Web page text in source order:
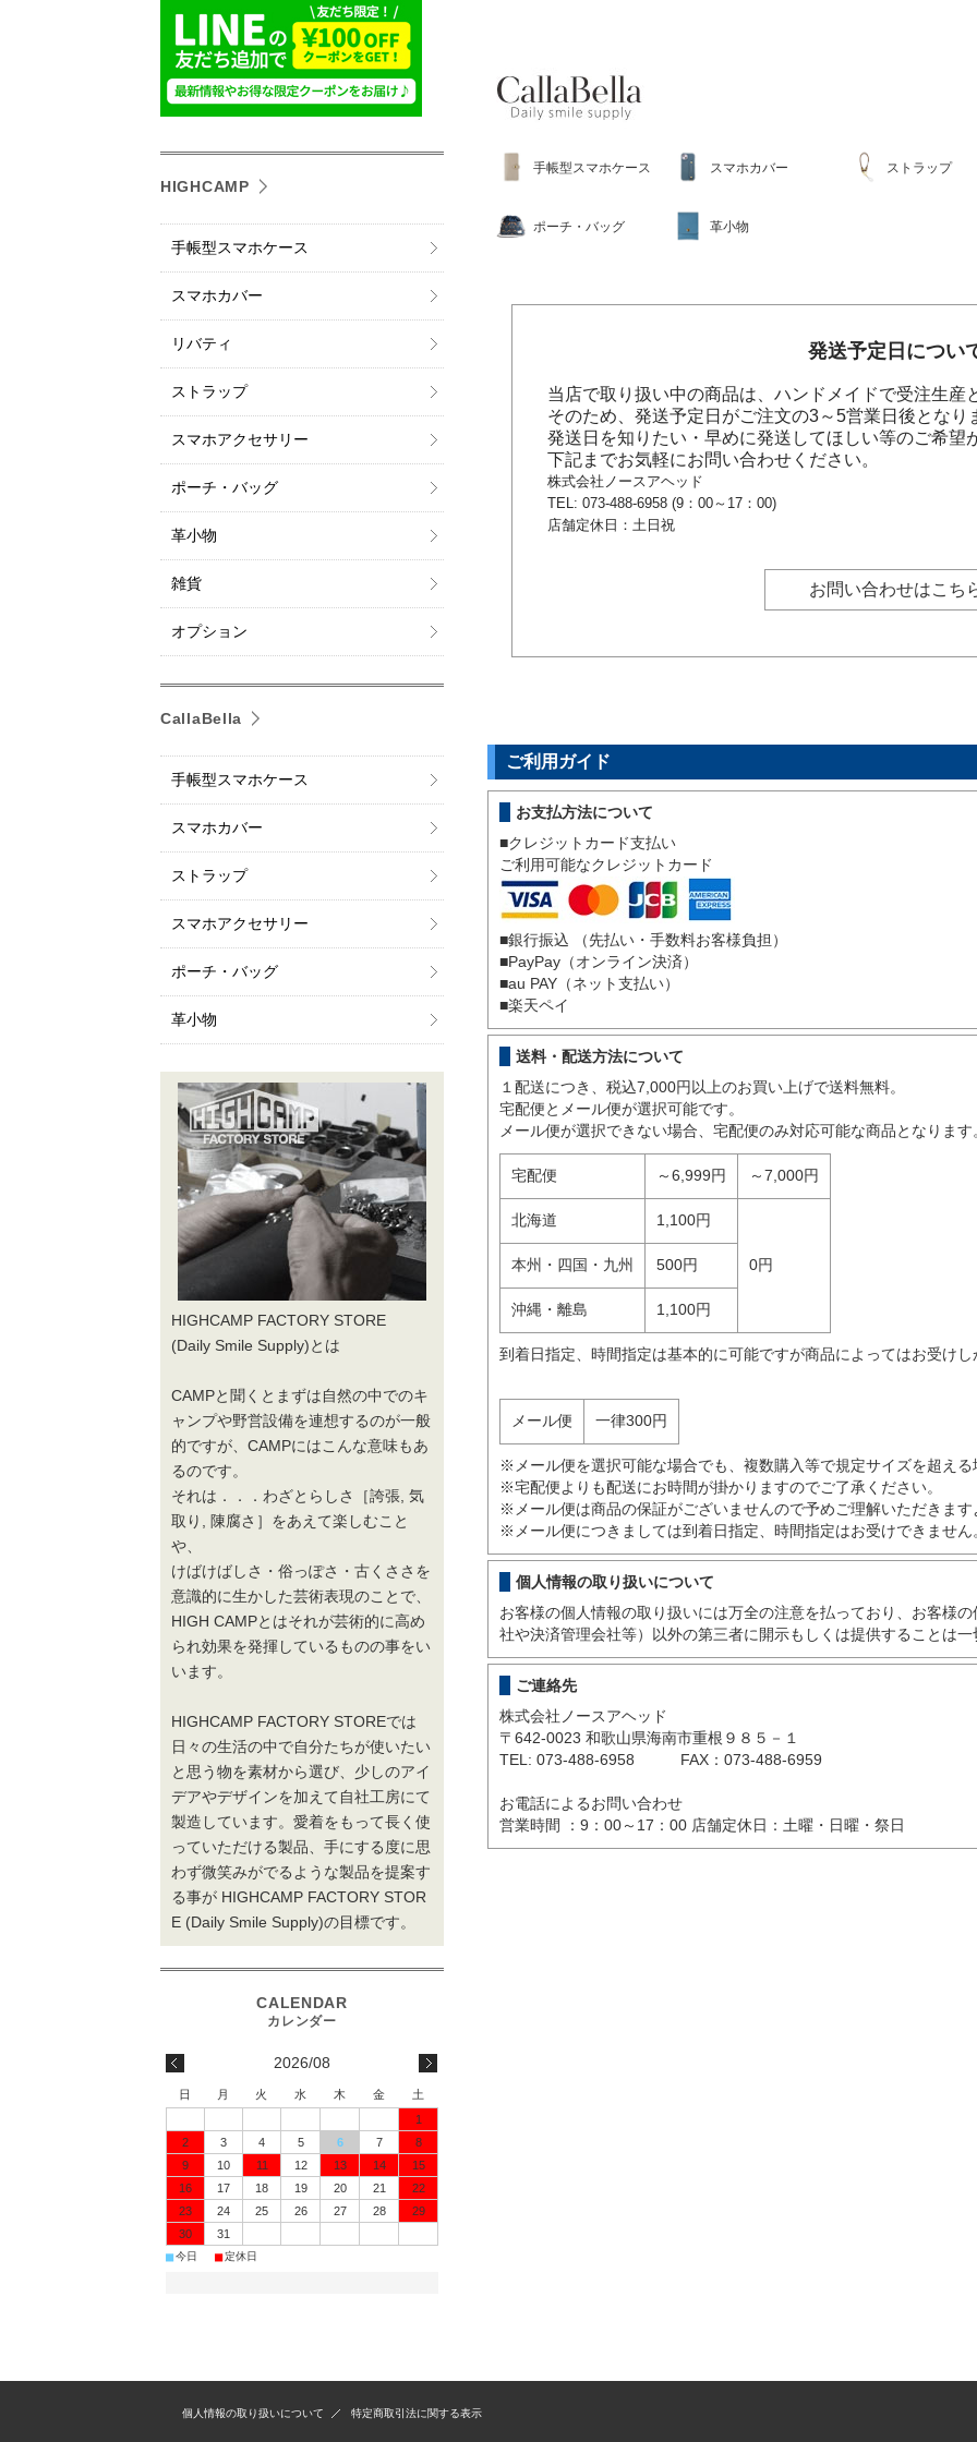
手帳型スマホケース スマホカバー ストラップ
ポーチ・バッグ 革小物
発送予定日につい
当店で取り扱い中の商品は、ハンドメイドで受注生産
そのため、発送予定日がご注文の3～5営業日後となり
発送日を知りたい・早めに発送してほしい等のご希望
下記までお気軽にお問い合わせください。
株式会社ノースアヘッド
TEL: 073-488-6958 (9：00～17：00)
店舗定休日：土日祝
お問い合わせはこち
ご利用ガイド
お支払方法について
■クレジットカード支払い
ご利用可能なクレジットカード
■銀行振込 （先払い・手数料お客様負担）
■PayPay（オンライン決済）
■au PAY（ネット支払い）
■楽天ペイ
送料・配送方法について
１配送につき、税込7,000円以上のお買い上げで送料無料。
宅配便とメール便が選択可能です。
メール便が選択できない場合、宅配便のみ対応可能な商品となります
宅配便 ～6,999円 ～7,000円
北海道 1,100円
0円
本州・四国・九州 500円
沖縄・離島 1,100円
到着日指定、時間指定は基本的に可能ですが商品によってはお受け
メール便 一律300円
※メール便を選択可能な場合でも、複数購入等で規定サイズを超え
※宅配便よりも配送にお時間が掛かりますのでご了承ください。
※メール便は商品の保証がございませんので予めご理解いただきま
※メール便につきましては到着日指定、時間指定はお受けできません
個人情報の取り扱いについて
お客様の個人情報の取り扱いには万全の注意を払っており、お客様
社や決済管理会社等）以外の第三者に開示もしくは提供することは
ご連絡先
株式会社ノースアヘッド
〒642-0023 和歌山県海南市重根９８５－１
TEL: 073-488-6958 FAX：073-488-6959
お電話によるお問い合わせ
営業時間 ：9：00～17：00 店舗定休日：土曜・日曜・祭日
HIGHCAMP
手帳型スマホケース
スマホカバー
リバティ
ストラップ
スマホアクセサリー
ポーチ・バッグ
革小物
雑貨
オプション
CallaBella
手帳型スマホケース
スマホカバー
ストラップ
スマホアクセサリー
ポーチ・バッグ
革小物
HIGHCAMP FACTORY STORE
(Daily Smile Supply)とは
CAMPと聞くとまずは自然の中でのキ
ャンプや野営設備を連想するのが一般
的ですが、CAMPにはこんな意味もあ
るのです。
それは．．．わざとらしさ［誇張, 気
取り, 陳腐さ］をあえて楽しむこと
や、
けばけばしさ・俗っぽさ・古くささを
意識的に生かした芸術表現のことで、
HIGH CAMPとはそれが芸術的に高め
られ効果を発揮しているものの事をい
います。
HIGHCAMP FACTORY STOREでは
日々の生活の中で自分たちが使いたい
と思う物を素材から選び、少しのアイ
デアやデザインを加えて自社工房にて
製造しています。愛着をもって長く使
っていただける製品、手にする度に思
わず微笑みがでるような製品を提案す
る事が HIGHCAMP FACTORY STOR
E (Daily Smile Supply)の目標です。
2026/08
日 月 火 水 木 金
土
1
2
3 4 5 6 7
8
9
10 11 12 13 14
15
16
17 18 19 20 21
22
23
24 25 26 27 28
29
30
31
■今日 ■定休日
個人情報の取り扱いについて 特定商取引法に関する表示